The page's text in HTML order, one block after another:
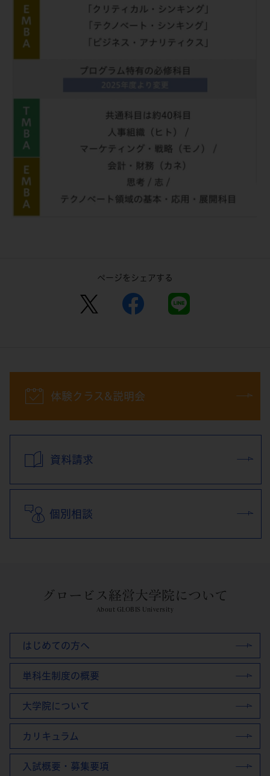
ページをシェアする
体験クラス&説明会
資料請求
個別相談
グロービス経営大学院について
About GLOBIS University
はじめての方へ
単科生制度の概要
大学院について
カリキュラム
入試概要・募集要項